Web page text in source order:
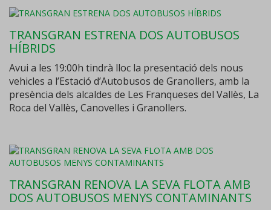
TRANSGRAN ESTRENA DOS AUTOBUSOS
HÍBRIDS
Avui a les 19:00h tindrà lloc la presentació dels nous
vehicles a l’Estació d’Autobusos de Granollers, amb la
presència dels alcaldes de Les Franqueses del Vallès, La
Roca del Vallès, Canovelles i Granollers.
TRANSGRAN RENOVA LA SEVA FLOTA AMB
DOS AUTOBUSOS MENYS CONTAMINANTS